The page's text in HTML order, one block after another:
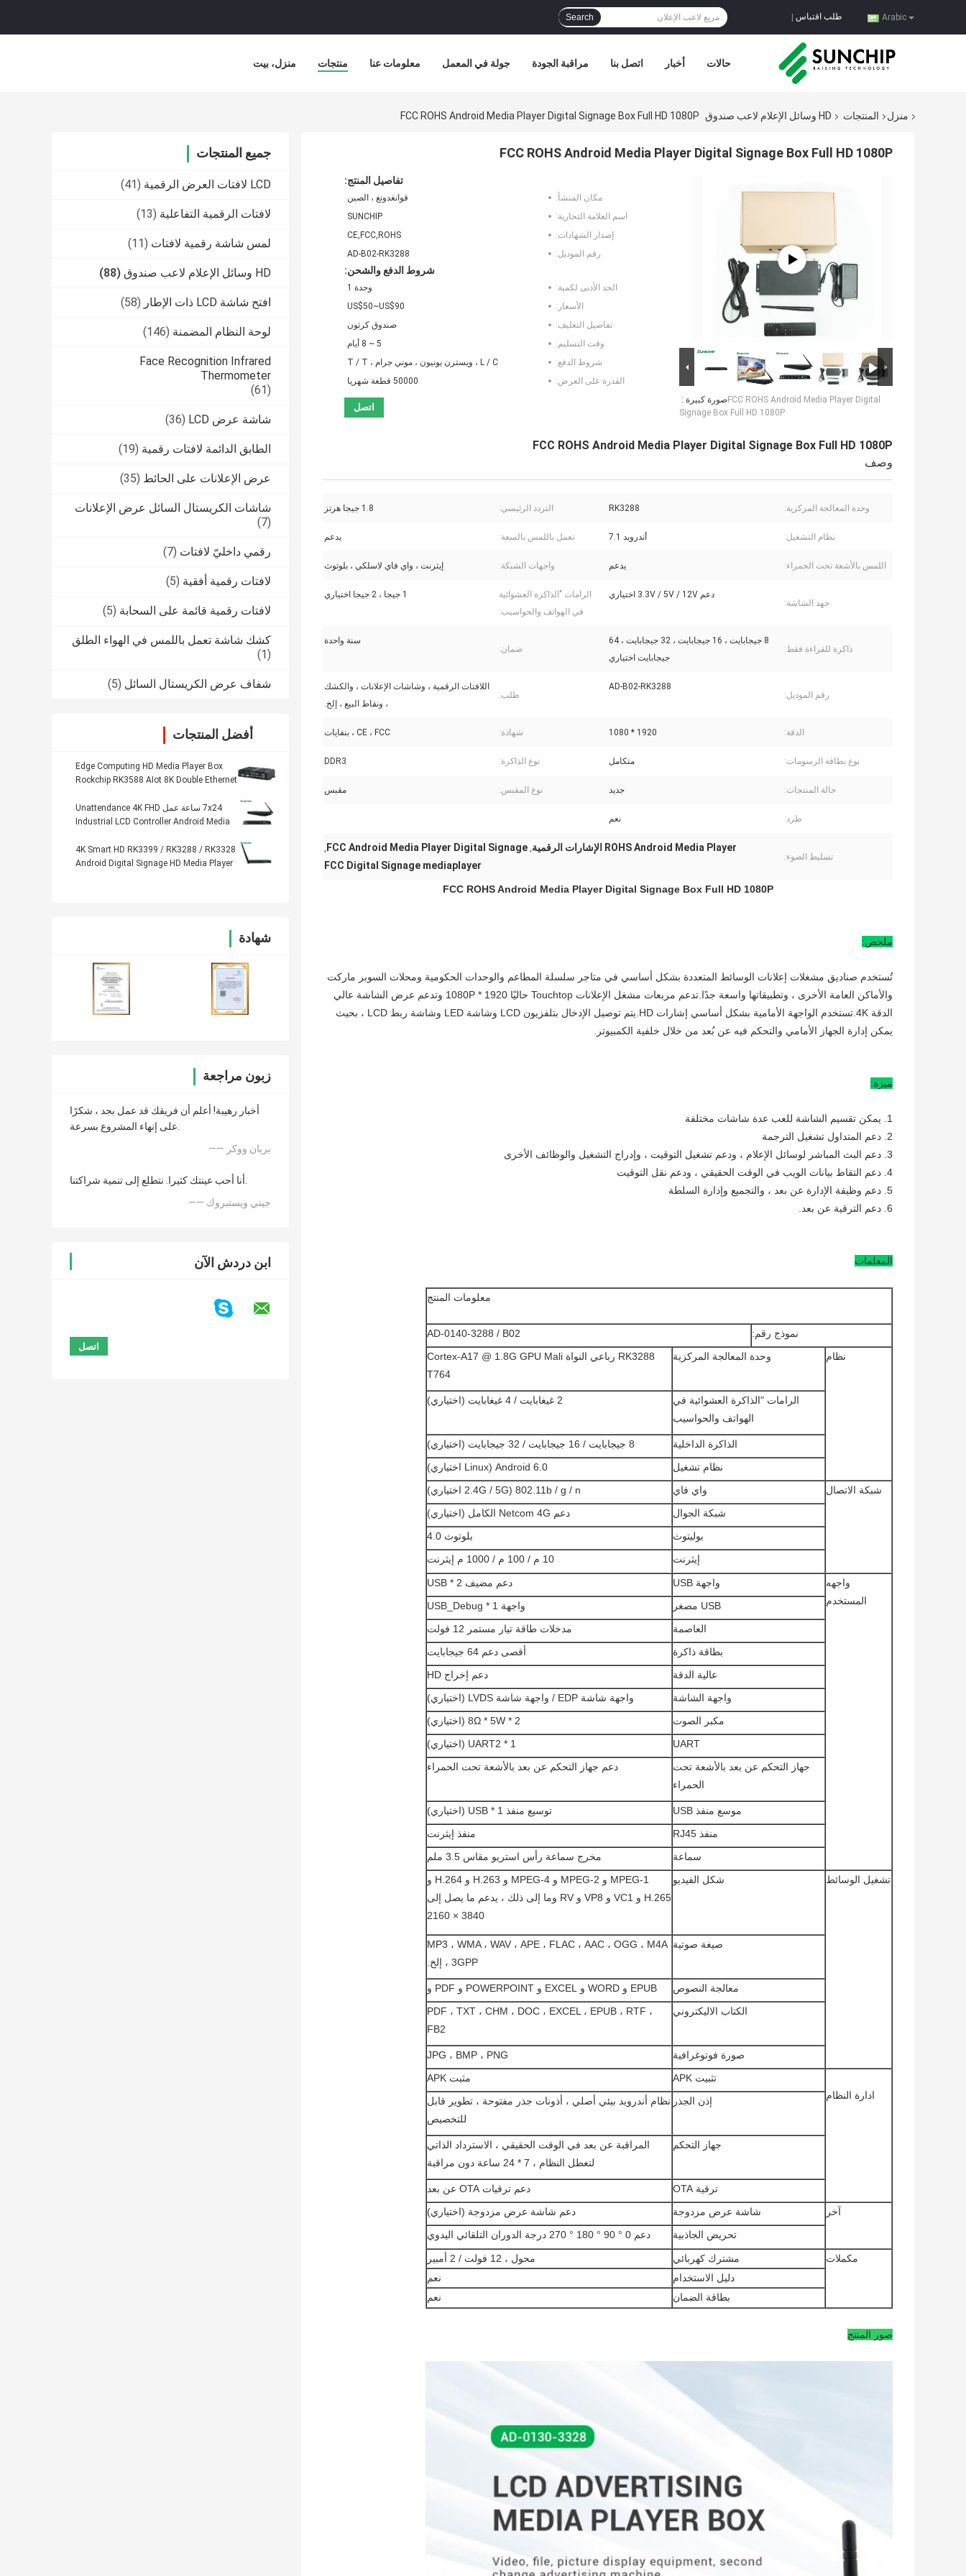
Arabic طلب اقتباس Search
منزل، بيت منتجات معلومات عنا جولة في المعمل مراقبة الجودة اتصل بنا أخبار حالات
منزل المنتجات HD وسائل الإعلام لاعب صندوق FCC ROHS Android Media Player Digital Signage Box Full HD 1080P
جميع المنتجات
LCD لافتات العرض الرقمية (41)
لافتات الرقمية التفاعلية (13)
لمس شاشة رقمية لافتات (11)
HD وسائل الإعلام لاعب صندوق (88)
افتح شاشة LCD ذات الإطار (58)
لوحة النظام المضمنة (146)
Face Recognition Infrared
Thermometer
(61)
شاشة عرض LCD (36)
الطابق الدائمة لافتات رقمية (19)
عرض الإعلانات على الحائط (35)
شاشات الكريستال السائل عرض الإعلانات
(7)
رقمي داخليّ لافتات (7)
لافتات رقمية أفقية (5)
لافتات رقمية قائمة على السحابة (5)
كشك شاشة تعمل باللمس في الهواء الطلق
(1)
شفاف عرض الكريستال السائل (5)
أفضل المنتجات
Edge Computing HD Media Player Box
Rockchip RK3588 AIot 8K Double Ethernet
7x24 ساعة عمل Unattendance 4K FHD
Industrial LCD Controller Android Media
4K Smart HD RK3399 / RK3288 / RK3328
Android Digital Signage HD Media Player
شهادة
زبون مراجعة
أخبار رهيبة! أعلم أن فريقك قد عمل بجد ، شكرًا
على إنهاء المشروع بسرعة.
—— بريان ووكر
أنا أحب عينتك كثيرا. نتطلع إلى تنمية شراكتنا.
—— جيني ويستبروك
ابن دردش الآن
FCC ROHS Android Media Player Digital Signage Box Full HD 1080P
صورة كبيرة :FCC ROHS Android Media Player Digital
Signage Box Full HD 1080P
تفاصيل المنتج:
مكان المنشأ:
قوانغدونغ ، الصين
اسم العلامة التجارية:
SUNCHIP
إصدار الشهادات:
CE,FCC,ROHS
رقم الموديل:
AD-B02-RK3288
شروط الدفع والشحن:
الحد الأدنى لكمية:
وحدة 1
الأسعار:
US$50~US$90
تفاصيل التغليف:
صندوق كرتون
وقت التسليم:
5 ~ 8 أيام
شروط الدفع:
L / C ، ويسترن يونيون ، موني جرام ، T / T
القدرة على العرض:
50000 قطعة شهريا
اتصل
FCC ROHS Android Media Player Digital Signage Box Full HD 1080P
وصف
وحدة المعالجة المركزية: RK3288 التردد الرئيسي: 1.8 جيجا هرتز
نظام التشغيل: أندرويد 7.1 تعمل باللمس بالسعة: يدعم
اللمس بالأشعة تحت الحمراء: يدعم واجهات الشبكة: إيثرنت ، واي فاي لاسلكي ، بلوتوث
جهد الشاشة:
دعم 3.3V / 5V / 12V اختياري
الرامات "الذاكرة العشوائية
في الهواتف والحواسيب:
1 جيجا ، 2 جيجا اختياري
ذاكرة للقراءة فقط:
8 جيجابايت ، 16 جيجابايت ، 32 جيجابايت ، 64
جيجابايت اختياري
ضمان:
سنة واحدة
رقم الموديل:
AD-B02-RK3288
طلب:
اللافتات الرقمية ، وشاشات الإعلانات ، والكشك
، ونقاط البيع ، إلخ.
الدقة: 1920 * 1080 شهادة: CE ، FCC ، بنفايات
نوع بطاقة الرسومات: متكامل نوع الذاكرة: DDR3
حالة المنتجات: جديد نوع المقبس: مقبس
طرد: نعم
تسليط الضوء:
ROHS Android Media Player الإشارات الرقمية ,
FCC Android Media Player Digital Signage
,
FCC Digital Signage mediaplayer
FCC ROHS Android Media Player Digital Signage Box Full HD 1080P
ملخص:
تُستخدم صناديق مشغلات إعلانات الوسائط المتعددة بشكل أساسي في متاجر سلسلة المطاعم والوحدات الحكومية ومحلات السوبر ماركت
والأماكن العامة الأخرى ، وتطبيقاتها واسعة جدًا.تدعم مربعات مشغل الإعلانات Touchtop حاليًا 1920 * 1080P وتدعم عرض الشاشة عالي
الدقة 4K.تستخدم الواجهة الأمامية بشكل أساسي إشارات HD.يتم توصيل الإدخال بتلفزيون LCD وشاشة LED وشاشة ربط LCD ، بحيث
يمكن إدارة الجهاز الأمامي والتحكم فيه عن بُعد من خلال خلفية الكمبيوتر.
ميزة:
1. يمكن تقسيم الشاشة للعب عدة شاشات مختلفة
2. دعم المتداول تشغيل الترجمة
3. دعم البث المباشر لوسائل الإعلام ، ودعم تشغيل التوقيت ، وإدراج التشغيل والوظائف الأخرى
4. دعم التقاط بيانات الويب في الوقت الحقيقي ، ودعم نقل التوقيت
5. دعم وظيفة الإدارة عن بعد ، والتجميع وإدارة السلطة
6. دعم الترقية عن بعد.
المعلمات
معلومات المنتج
نموذج رقم:
AD-0140-3288 / B02
نظام
وحدة المعالجة المركزية
RK3288 رباعي النواة Cortex-A17 @ 1.8G GPU Mali
T764
الرامات "الذاكرة العشوائية في
الهواتف والحواسيب
2 غيغابايت / 4 غيغابايت (اختياري)
الذاكرة الداخلية
8 جيجابايت / 16 جيجابايت / 32 جيجابايت (اختياري)
نظام تشغيل
Android 6.0 (Linux اختياري)
شبكة الاتصال
واي فاي
802.11b / g / n (2.4G / 5G اختياري)
شبكة الجوال
دعم Netcom 4G الكامل (اختياري)
بوليتوث
بلوتوث 4.0
إيثرنت
10 م / 100 م / 1000 م إيثرنت
واجهه
المستخدم
واجهة USB
دعم مضيف USB * 2
USB مصغر
واجهة USB_Debug * 1
العاصمة
مدخلات طاقة تيار مستمر 12 فولت
بطاقة ذاكرة
أقصى دعم 64 جيجابايت
عالية الدقة
دعم إخراج HD
واجهة الشاشة
واجهة شاشة EDP / واجهة شاشة LVDS (اختياري)
مكبر الصوت
8Ω * 5W * 2 (اختياري)
UART
UART2 * 1 (اختياري)
جهاز التحكم عن بعد بالأشعة تحت
الحمراء
دعم جهاز التحكم عن بعد بالأشعة تحت الحمراء
موسع منفذ USB
توسيع منفذ USB * 1 (اختياري)
منفذ RJ45
منفذ إيثرنت
سماعة
مخرج سماعة رأس استريو مقاس 3.5 ملم
تشغيل الوسائط
شكل الفيديو
MPEG-1 و MPEG-2 و MPEG-4 و H.263 و H.264 و
H.265 و VC1 و VP8 و RV وما إلى ذلك ، يدعم ما يصل إلى
3840 × 2160
صيغة صوتية MP3 ، WMA ، WAV ، APE ، FLAC ، AAC ، OGG ، M4A
، 3GPP إلخ.
معالجة النصوص
EPUB و WORD و EXCEL و POWERPOINT و PDF و
الكتاب الاليكتروني
PDF ، TXT ، CHM ، DOC ، EXCEL ، EPUB ، RTF ،
FB2
صورة فوتوغرافية JPG ، BMP ، PNG
ادارة النظام
تثبيت APK
مثبت APK
إذن الجذر نظام أندرويد بيئي أصلي ، أذونات جذر مفتوحة ، تطوير قابل
للتخصيص
جهاز التحكم
المراقبة عن بعد في الوقت الحقيقي ، الاسترداد الذاتي
لتعطل النظام ، 7 * 24 ساعة دون مراقبة
ترقية OTA
دعم ترقيات OTA عن بعد
آخر
شاشة عرض مزدوجة
دعم شاشة عرض مزدوجة (اختياري)
تحريض الجاذبية
دعم 0 ° 90 ° 180 ° 270 درجة الدوران التلقائي اليدوي
مكملات مشترك كهربائي
محول ، 12 فولت / 2 أمبير
دليل الاستخدام
نعم
بطاقة الضمان
نعم
صور المنتج